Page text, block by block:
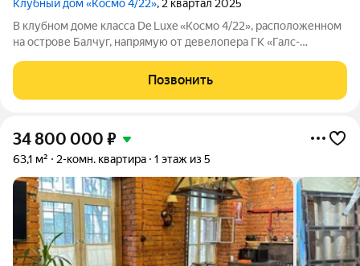
Клубный дом «Космо 4/22», 2 квартал 2025
В клубном доме класса De Luxe «Космо 4/22», расположенном
на острове Балчуг, напрямую от девелопера ГК «Галс-
общей площадью 134.30 м. Квартира предлагается без
отделки, со свободной
Позвонить
34 800 000 ₽
63,1 м² 2-комн. квартира 1 этаж из 5